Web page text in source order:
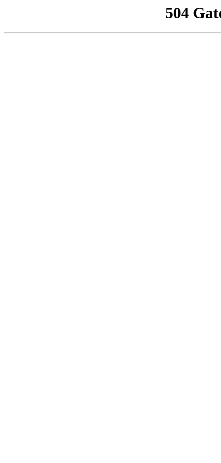
504